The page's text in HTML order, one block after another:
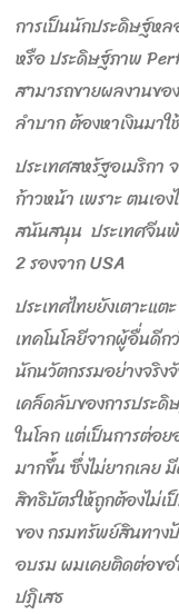
การเป็นนักประดิษฐ์ห
หรือ ประดิษฐ์ภาพ
สามารถขายผลงานข
ลำบาก ต้องหาเงินมา
ประเทศสหรัฐอเมริกา
ก้าวหน้า เพราะ ตนเอ
สนันสนุน ประเทศจีน
2 รองจาก USA
ประเทศไทยยังเตาะแ
เทคโนโลยีจากผู้อื่นดี
นักนวัตกรรมอย่างจริ
เคล็ดลับของการประดิ
ในโลก แต่เป็นการต่อ
มากขึ้น ซึ่งไม่ยากเลย
สิทธิบัตรให้ถูกต้องไม่เ
ของ กรมทรัพย์สินทา
อบรม ผมเคยติดต่อข
ปฏิเสธ